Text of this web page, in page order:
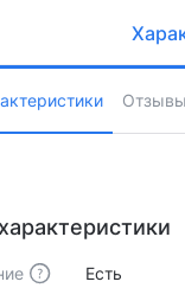
Забирай промокод
Отзывы
Есть